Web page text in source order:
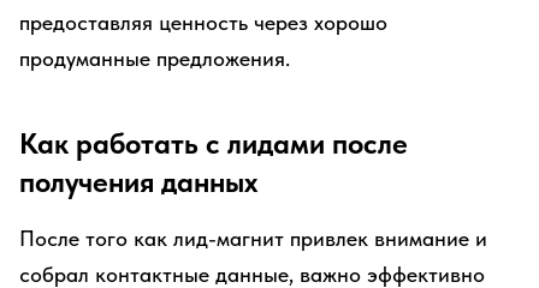
предоставляя ценность через хорошо
продуманные предложения.
Как работать с лидами после
получения данных
После того как лид-магнит привлек внимание и
собрал контактные данные, важно эффективно